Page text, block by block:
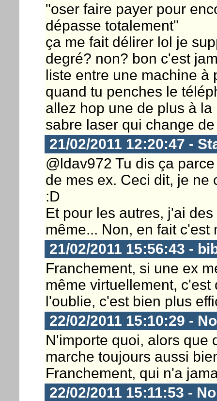
"oser faire payer pour
dépasse totalement"
ça me fait délirer lol je
degré? non? bon c'est
liste entre une machine à
quand tu penches le
allez hop une de plus à
sabre laser qui change
21/02/2011 12:20:47 -
@ldav972 Tu dis ça
de mes ex. Ceci dit, je ne
:D
Et pour les autres, j'ai
même... Non, en fait c'est
21/02/2011 15:56:43 -
Franchement, si une ex
même virtuellement,
l'oublie, c'est bien plus
22/02/2011 15:10:29 -
N'importe quoi, alors que
marche toujours aussi
Franchement, qui n'a
22/02/2011 15:11:53 -